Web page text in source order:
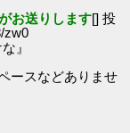
お送りします[] 投
zw0
』
ースなどありませ